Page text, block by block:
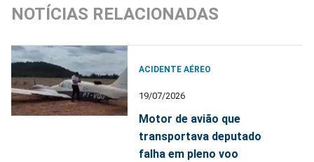
NOTÍCIAS RELACIONADAS
ACIDENTE AÉREO
19/07/2026
Motor de avião que
transportava deputado
falha em pleno voo